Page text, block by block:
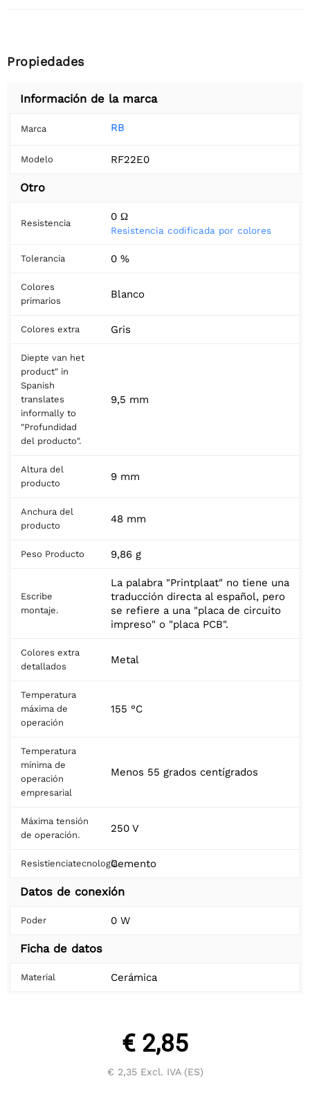
Propiedades
Información de la marca
Marca RB
Modelo RF22E0
Otro
Resistencia
0 Ω
Resistencia codificada por colores
Tolerancia 0 %
Colores
primarios
Blanco
Colores extra Gris
Diepte van het
product" in
Spanish
translates
informally to
"Profundidad
del producto".
9,5 mm
Altura del
producto
9 mm
Anchura del
producto
48 mm
Peso Producto 9,86 g
Escribe
montaje.
La palabra "Printplaat" no tiene una
traducción directa al español, pero
se refiere a una "placa de circuito
impreso" o "placa PCB".
Colores extra
detallados
Metal
Temperatura
máxima de
operación
155 °C
Temperatura
mínima de
operación
empresarial
Menos 55 grados centígrados
Máxima tensión
de operación.
250 V
ResistienciatecnologíaCemento
Datos de conexión
Poder 0 W
Ficha de datos
Material Cerámica
€ 2,85
€ 2,35Excl. IVA (ES)